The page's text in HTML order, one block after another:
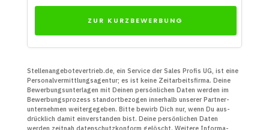
ZUR KURZBEWERBUNG
Stellenangebotevertrieb.de, ein Service der Sales Profis UG, ist eine
Personal­vermittlungs­agentur; es ist keine Zeit­arbeits­firma. Deine
Bewerbungs­unter­lagen mit Deinen persön­lichen Daten werden im
Bewerbungs­prozess standort­bezogen innerhalb unserer Partner­
unter­nehmen weiter­gegeben. Bitte bewirb Dich nur, wenn Du aus­
drücklich damit ein­verstanden bist. Deine persön­lichen Daten